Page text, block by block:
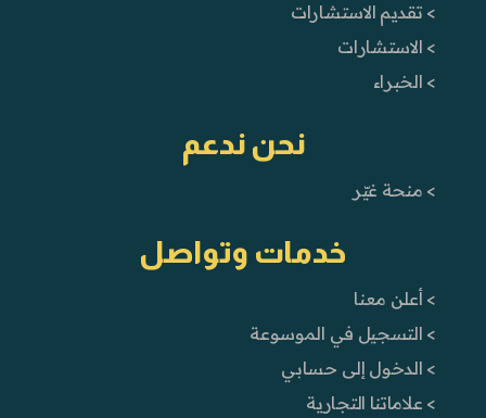
> تقديم الاستشارات
> الاستشارات
> الخبراء
نحن ندعم
> منحة غيّر
خدمات وتواصل
> أعلن معنا
> التسجيل في الموسوعة
> الدخول إلى حسابي
> علاماتنا التجارية